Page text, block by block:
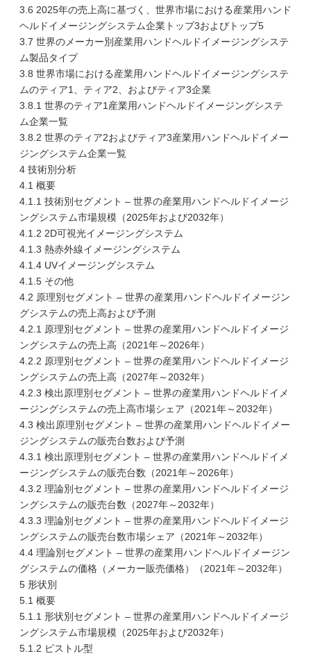
3.6 2025年の売上高に基づく、世界市場における産業用ハンド
ヘルドイメージングシステム企業トップ3およびトップ5
3.7 世界のメーカー別産業用ハンドヘルドイメージングシステ
ム製品タイプ
3.8 世界市場における産業用ハンドヘルドイメージングシステ
ムのティア1、ティア2、およびティア3企業
3.8.1 世界のティア1産業用ハンドヘルドイメージングシステ
ム企業一覧
3.8.2 世界のティア2およびティア3産業用ハンドヘルドイメー
ジングシステム企業一覧
4 技術別分析
4.1 概要
4.1.1 技術別セグメント – 世界の産業用ハンドヘルドイメージ
ングシステム市場規模（2025年および2032年）
4.1.2 2D可視光イメージングシステム
4.1.3 熱赤外線イメージングシステム
4.1.4 UVイメージングシステム
4.1.5 その他
4.2 原理別セグメント – 世界の産業用ハンドヘルドイメージン
グシステムの売上高および予測
4.2.1 原理別セグメント – 世界の産業用ハンドヘルドイメージ
ングシステムの売上高（2021年～2026年）
4.2.2 原理別セグメント – 世界の産業用ハンドヘルドイメージ
ングシステムの売上高（2027年～2032年）
4.2.3 検出原理別セグメント – 世界の産業用ハンドヘルドイメ
ージングシステムの売上高市場シェア（2021年～2032年）
4.3 検出原理別セグメント – 世界の産業用ハンドヘルドイメー
ジングシステムの販売台数および予測
4.3.1 検出原理別セグメント – 世界の産業用ハンドヘルドイメ
ージングシステムの販売台数（2021年～2026年）
4.3.2 理論別セグメント – 世界の産業用ハンドヘルドイメージ
ングシステムの販売台数（2027年～2032年）
4.3.3 理論別セグメント – 世界の産業用ハンドヘルドイメージ
ングシステムの販売台数市場シェア（2021年～2032年）
4.4 理論別セグメント – 世界の産業用ハンドヘルドイメージン
グシステムの価格（メーカー販売価格）（2021年～2032年）
5 形状別
5.1 概要
5.1.1 形状別セグメント – 世界の産業用ハンドヘルドイメージ
ングシステム市場規模（2025年および2032年）
5.1.2 ピストル型